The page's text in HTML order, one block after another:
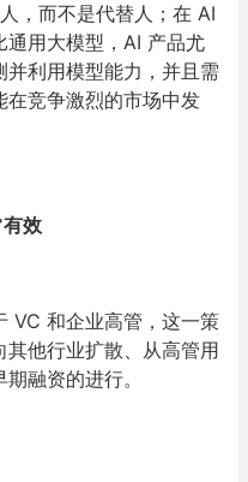
，而不是代替人；在 AI
通用大模型，AI 产品尤
利用模型能力，并且需
在竞争激烈的市场中发
效
VC 和企业高管，这一策
他行业扩散、从高管用
融资的进行。